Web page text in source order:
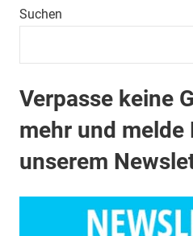
Suchen
Verpasse keine
mehr und melde
unserem